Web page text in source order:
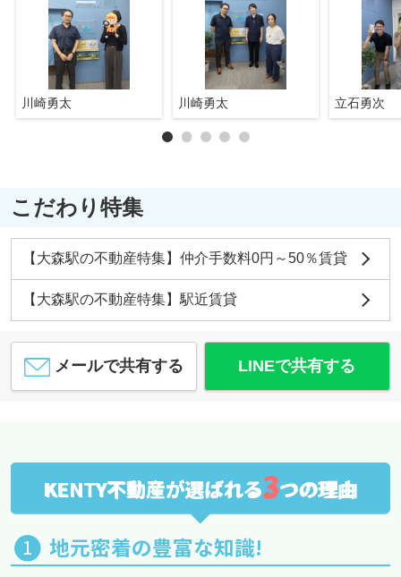
川崎勇太 川崎勇太 立石勇次
こだわり特集
【大森駅の不動産特集】仲介手数料0円～50％賃貸
【大森駅の不動産特集】駅近賃貸
メールで共有する LINEで共有する
KENTY不動産が選ばれる3つの理由
地元密着の豊富な知識!